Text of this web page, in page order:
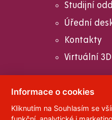
Studijní
Úřední
Kontakty
Virtuální
© 2023 Univerzita
Informace o cookies
Kliknutím na Souhlasím se